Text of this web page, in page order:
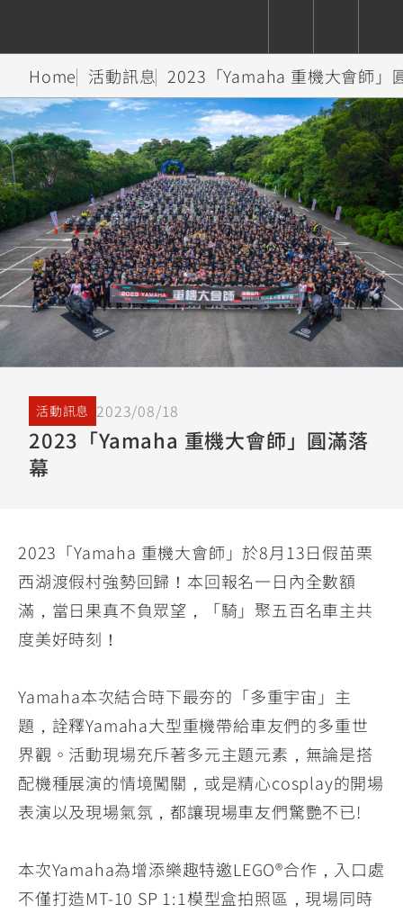
依風格 依排氣量
Super
Sport
Hyper
Naked
Sport
Heritage
YZF-R9
550+
YZF-R7
550+
YZF-R3
251~549
MT-
09
Y-
AMT
550+
MT-
09
550+
07
Y-
550+
MT-
03
251~549
MT-
15
150
XSR
700
550+
XSR
155
依風格 依排氣量
Premium Sport FashionAdventureFamily
TMAX
550+
XMAX
251~549
NMAX
150
CYGNUS
XR
150
CYGNUS
X
RS NEO
125
Limi
125
Vinoora
125
BW'S
125
PW50
50
AXIS
Z /
Zii
125
JOG
CUXiE
2.5 kw
追蹤愛車
我的愛車 瀏覽紀錄
Home 活動訊息 2023「Yamaha 重機大會師」
活動訊息 2023/08/18
2023「Yamaha 重機大會師」圓滿落
幕
2023「Yamaha 重機大會師」於8月13日假苗栗
西湖渡假村強勢回歸！本回報名一日內全數額
滿，當日果真不負眾望，「騎」聚五百名車主共
度美好時刻！
Yamaha本次結合時下最夯的「多重宇宙」主
題，詮釋Yamaha大型重機帶給車友們的多重世
界觀。活動現場充斥著多元主題元素，無論是搭
配機種展演的情境闖關，或是精心cosplay的開場
表演以及現場氣氛，都讓現場車友們驚艷不已!
本次Yamaha為增添樂趣特邀LEGO®合作，入口處
不僅打造MT-10 SP 1:1模型盒拍照區，現場同時